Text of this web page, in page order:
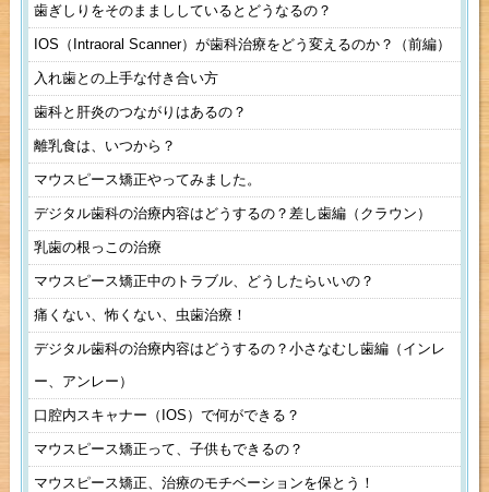
歯ぎしりをそのままししているとどうなるの？
IOS（Intraoral Scanner）が歯科治療をどう変えるのか？（前編）
入れ歯との上手な付き合い方
歯科と肝炎のつながりはあるの？
離乳食は、いつから？
マウスピース矯正やってみました。
デジタル歯科の治療内容はどうするの？差し歯編（クラウン）
乳歯の根っこの治療
マウスピース矯正中のトラブル、どうしたらいいの？
痛くない、怖くない、虫歯治療！
デジタル歯科の治療内容はどうするの？小さなむし歯編（インレ
ー、アンレー）
口腔内スキャナー（IOS）で何ができる？
マウスピース矯正って、子供もできるの？
マウスピース矯正、治療のモチベーションを保とう！